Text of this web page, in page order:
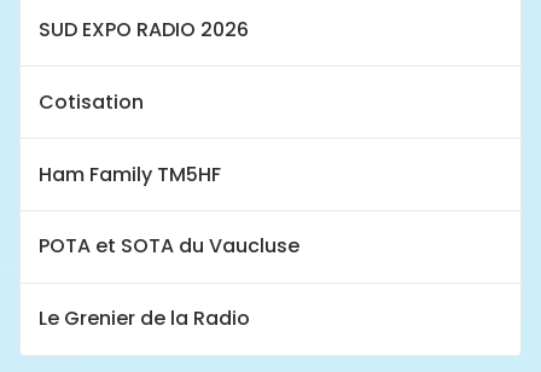
SUD EXPO RADIO 2026
Cotisation
Ham Family TM5HF
POTA et SOTA du Vaucluse
Le Grenier de la Radio